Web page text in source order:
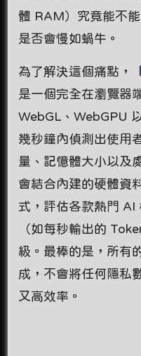
體 RAM）究竟能不
是否會慢如蝸牛。
為了解決這個痛點，
是一個完全在瀏覽器
WebGL、WebGPU
幾秒鐘內偵測出使用
量、記憶體大小以及
會結合內建的硬體資
式，評估各款熱門 AI
（如每秒輸出的
級。最棒的是，所有
成，不會將任何隱私
又高效率。